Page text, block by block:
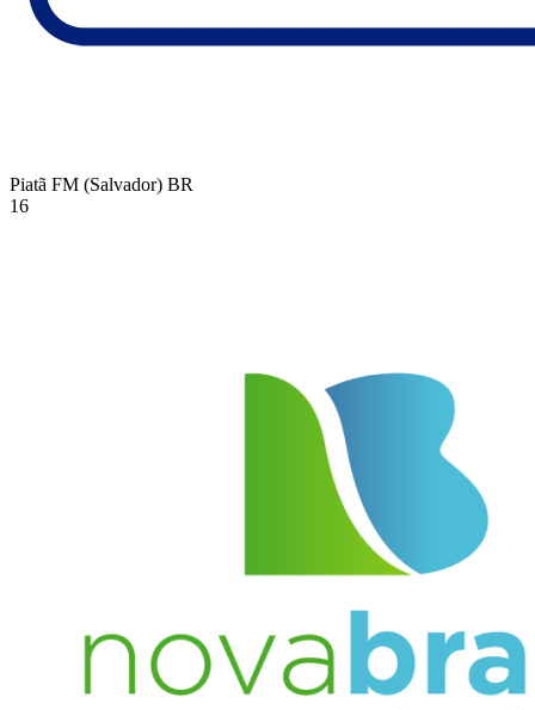
Piatã FM (Salvador) BR
16